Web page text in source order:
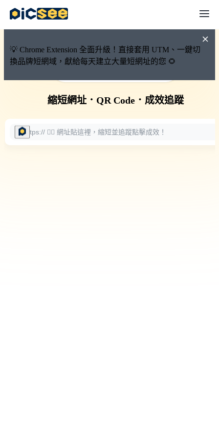
💡 Chrome Extension 全面升級！直接套用 UTM、一鍵切
換品牌短網域，獻給每天建立大量短網址的您 🌻
🚀 PicSee 短網址永久有效
縮短網址． QR Code． 成效追蹤